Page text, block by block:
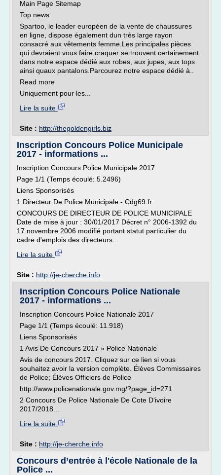
Main Page Sitemap
Top news
Spartoo, le leader européen de la vente de chaussures
en ligne, dispose également dun très large rayon
consacré aux vêtements femme.Les principales pièces
qui devraient vous faire craquer se trouvent certainement
dans notre espace dédié aux robes, aux jupes, aux tops
ainsi quaux pantalons.Parcourez notre espace dédié à..
Read more
Uniquement pour les...
Lire la suite
Site : http://thegoldengirls.biz
Inscription Concours Police Municipale
2017 - informations ...
Inscription Concours Police Municipale 2017
Page 1/1 (Temps écoulé: 5.2496)
Liens Sponsorisés
1 Directeur De Police Municipale - Cdg69.fr
CONCOURS DE DIRECTEUR DE POLICE MUNICIPALE
Date de mise à jour : 30/01/2017 Décret n° 2006-1392 du
17 novembre 2006 modifié portant statut particulier du
cadre d'emplois des directeurs...
Lire la suite
Site : http://je-cherche.info
Inscription Concours Police Nationale
2017 - informations ...
Inscription Concours Police Nationale 2017
Page 1/1 (Temps écoulé: 11.918)
Liens Sponsorisés
1 Avis De Concours 2017 » Police Nationale
Avis de concours 2017. Cliquez sur ce lien si vous
souhaitez avoir la version complète. Élèves Commissaires
de Police; Élèves Officiers de Police
http://www.policenationale.gov.mg/?page_id=271
2 Concours De Police Nationale De Cote D'ivoire
2017/2018...
Lire la suite
Site : http://je-cherche.info
Concours d’entrée à l'école Nationale de la
Police ...